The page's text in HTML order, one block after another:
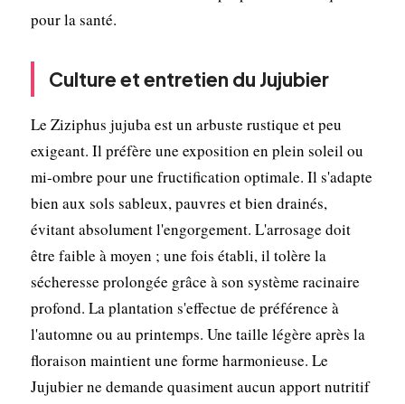
pour la santé.
Culture et entretien du Jujubier
Le Ziziphus jujuba est un arbuste rustique et peu
exigeant. Il préfère une exposition en plein soleil ou
mi-ombre pour une fructification optimale. Il s'adapte
bien aux sols sableux, pauvres et bien drainés,
évitant absolument l'engorgement. L'arrosage doit
être faible à moyen ; une fois établi, il tolère la
sécheresse prolongée grâce à son système racinaire
profond. La plantation s'effectue de préférence à
l'automne ou au printemps. Une taille légère après la
floraison maintient une forme harmonieuse. Le
Jujubier ne demande quasiment aucun apport nutritif